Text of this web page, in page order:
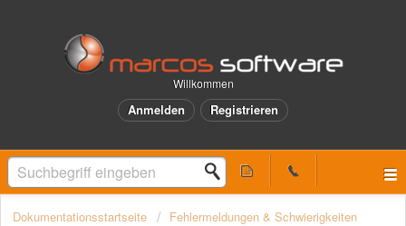
Willkommen
Anmelden Registrieren
Dokumentationsstartseite
Fehlermeldungen & Schwierigkeiten